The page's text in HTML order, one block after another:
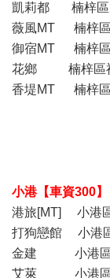
凱莉都 楠梓區
薇風MT 楠梓
御宿MT 楠梓
花鄉 楠梓區
香堤MT 楠梓區
小港【車資300】
港旅[MT] 小港
打狗戀館 小港
金建 小港區
艾萊 小港區中